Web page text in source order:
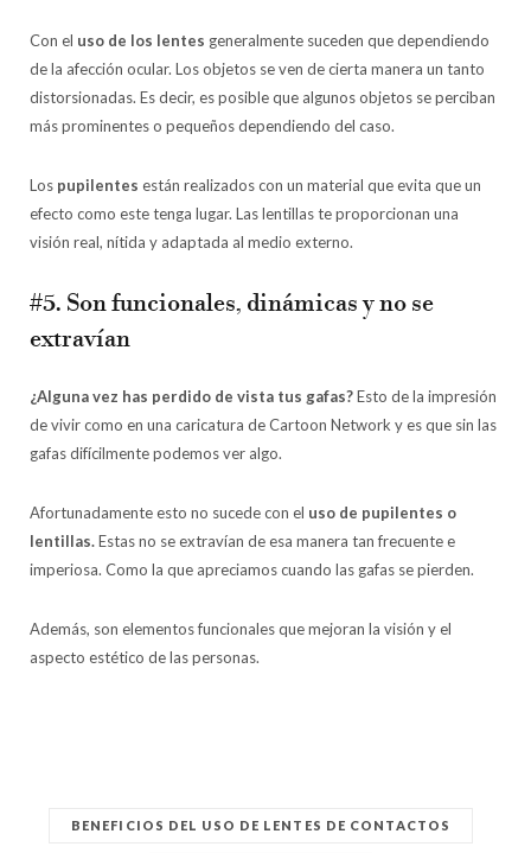
Con el uso de los lentes generalmente suceden que dependiendo
de la afección ocular. Los objetos se ven de cierta manera un tanto
distorsionadas. Es decir, es posible que algunos objetos se perciban
más prominentes o pequeños dependiendo del caso.
Los pupilentes están realizados con un material que evita que un
efecto como este tenga lugar. Las lentillas te proporcionan una
visión real, nítida y adaptada al medio externo.
#5. Son funcionales, dinámicas y no se
extravían
¿Alguna vez has perdido de vista tus gafas?Esto de la impresión
de vivir como en una caricatura de Cartoon Network y es que sin las
gafas difícilmente podemos ver algo.
Afortunadamente esto no sucede con el uso de pupilentes o
lentillas.Estas no se extravían de esa manera tan frecuente e
imperiosa. Como la que apreciamos cuando las gafas se pierden.
Además, son elementos funcionales que mejoran la visión y el
aspecto estético de las personas.
BENEFICIOS DEL USO DE LENTES DE CONTACTOS